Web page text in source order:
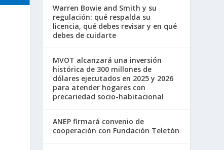
Warren Bowie and Smith y su
regulación: qué respalda su
licencia, qué debes revisar y en qué
debes de cuidarte
MVOT alcanzará una inversión
histórica de 300 millones de
dólares ejecutados en 2025 y 2026
para atender hogares con
precariedad socio-habitacional
ANEP firmará convenio de
cooperación con Fundación Teletón